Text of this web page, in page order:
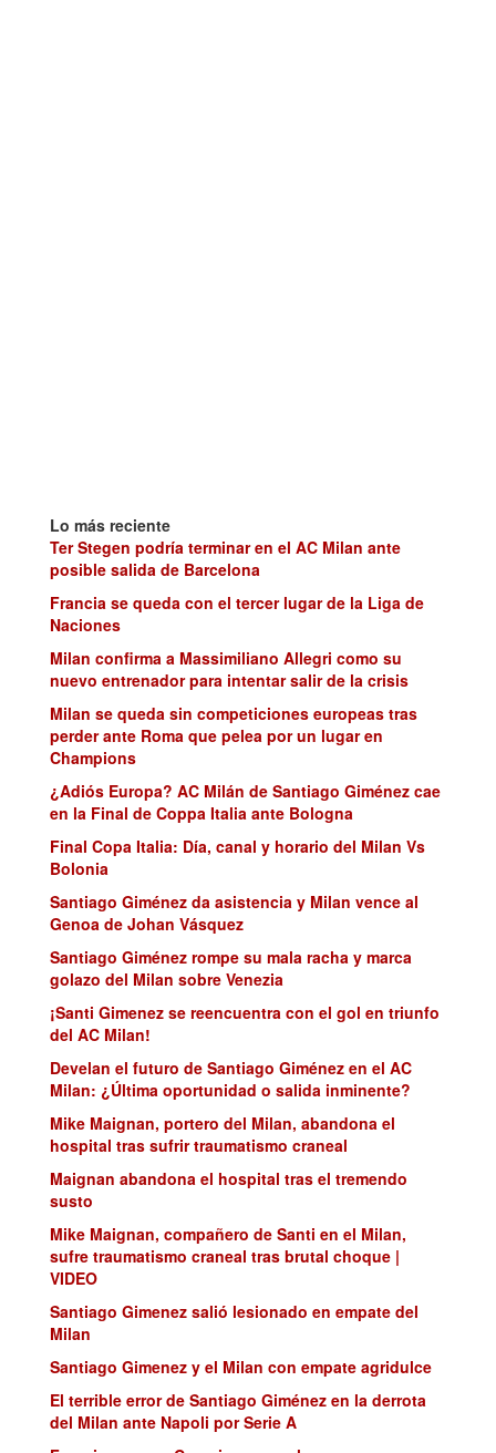
Lo más reciente
Ter Stegen podría terminar en el AC Milan ante
posible salida de Barcelona
Francia se queda con el tercer lugar de la Liga de
Naciones
Milan confirma a Massimiliano Allegri como su
nuevo entrenador para intentar salir de la crisis
Milan se queda sin competiciones europeas tras
perder ante Roma que pelea por un lugar en
Champions
¿Adiós Europa? AC Milán de Santiago Giménez cae
en la Final de Coppa Italia ante Bologna
Final Copa Italia: Día, canal y horario del Milan Vs
Bolonia
Santiago Giménez da asistencia y Milan vence al
Genoa de Johan Vásquez
Santiago Giménez rompe su mala racha y marca
golazo del Milan sobre Venezia
¡Santi Gimenez se reencuentra con el gol en triunfo
del AC Milan!
Develan el futuro de Santiago Giménez en el AC
Milan: ¿Última oportunidad o salida inminente?
Mike Maignan, portero del Milan, abandona el
hospital tras sufrir traumatismo craneal
Maignan abandona el hospital tras el tremendo
susto
Mike Maignan, compañero de Santi en el Milan,
sufre traumatismo craneal tras brutal choque |
VIDEO
Santiago Gimenez salió lesionado en empate del
Milan
Santiago Gimenez y el Milan con empate agridulce
El terrible error de Santiago Giménez en la derrota
del Milan ante Napoli por Serie A